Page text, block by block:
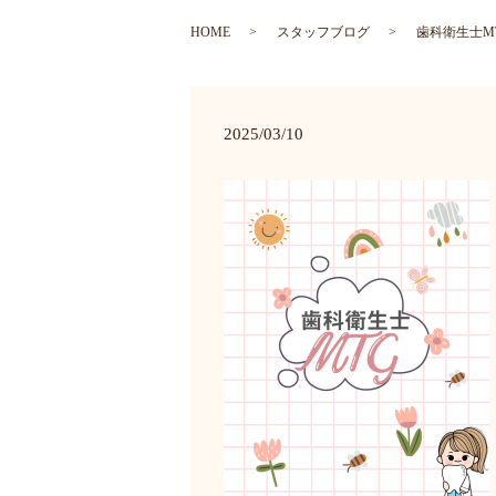
HOME スタッフブログ 歯科衛生士
2025/03/10